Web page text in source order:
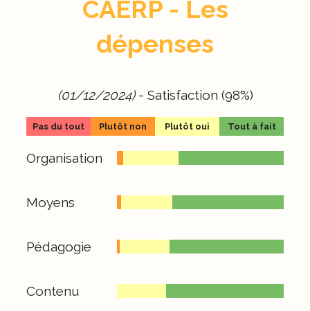
CAERP - Les
dépenses
(01/12/2024)- Satisfaction (98%)
Pas du tout Plutôt non Plutôt oui Tout à fait
Organisation
Moyens
Pédagogie
Contenu